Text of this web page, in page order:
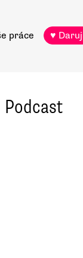
práce ♥
Podcast